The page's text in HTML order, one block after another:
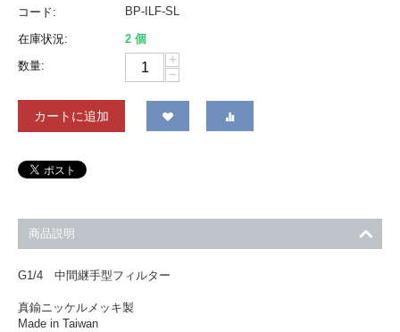
コード: BP-ILF-SL
在庫状況:
2 個
数量:
+
−
カートに追加
商品説明
G1/4 中間継手型フィルター
真鍮ニッケルメッキ製
Made in Taiwan